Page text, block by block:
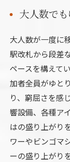
大人数で
大人数が一度に
駅改札から段差
ペースを構えて
加者全員がゆと
り、窮屈さを感
響設備、各種ア
はの盛り上がり
ワーやビンゴマ
ーの盛り上がり